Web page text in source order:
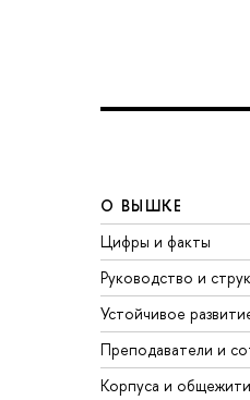
О ВЫШКЕ
Цифры и факты
Руководство и
Устойчивое
Преподаватели и
Корпуса и